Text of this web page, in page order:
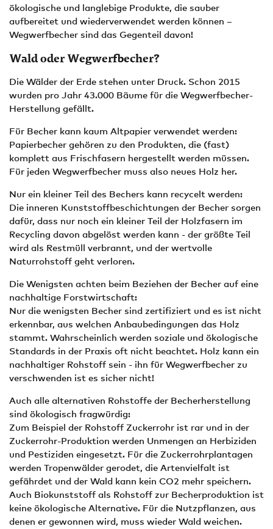
ökologische und langlebige Produkte, die sauber
aufbereitet und wiederverwendet werden können –
Wegwerfbecher sind das Gegenteil davon!
Wald oder Wegwerfbecher?
Die Wälder der Erde stehen unter Druck. Schon 2015
wurden pro Jahr 43.000 Bäume für die Wegwerfbecher-
Herstellung gefällt.
Für Becher kann kaum Altpapier verwendet werden:
Papierbecher gehören zu den Produkten, die (fast)
komplett aus Frischfasern hergestellt werden müssen.
Für jeden Wegwerfbecher muss also neues Holz her.
Nur ein kleiner Teil des Bechers kann recycelt werden:
Die inneren Kunststoffbeschichtungen der Becher sorgen
dafür, dass nur noch ein kleiner Teil der Holzfasern im
Recycling davon abgelöst werden kann - der größte Teil
wird als Restmüll verbrannt, und der wertvolle
Naturrohstoff geht verloren.
Die Wenigsten achten beim Beziehen der Becher auf eine
nachhaltige Forstwirtschaft:
Nur die wenigsten Becher sind zertifiziert und es ist nicht
erkennbar, aus welchen Anbaubedingungen das Holz
stammt. Wahrscheinlich werden soziale und ökologische
Standards in der Praxis oft nicht beachtet. Holz kann ein
nachhaltiger Rohstoff sein - ihn für Wegwerfbecher zu
verschwenden ist es sicher nicht!
Auch alle alternativen Rohstoffe der Becherherstellung
sind ökologisch fragwürdig:
Zum Beispiel der Rohstoff Zuckerrohr ist rar und in der
Zuckerrohr-Produktion werden Unmengen an Herbiziden
und Pestiziden eingesetzt. Für die Zuckerrohrplantagen
werden Tropenwälder gerodet, die Artenvielfalt ist
gefährdet und der Wald kann kein CO2 mehr speichern.
Auch Biokunststoff als Rohstoff zur Becherproduktion ist
keine ökologische Alternative. Für die Nutzpflanzen, aus
denen er gewonnen wird, muss wieder Wald weichen.